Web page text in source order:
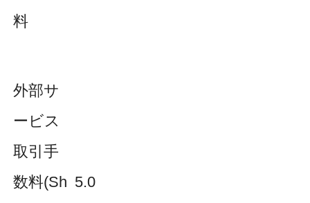
料
外部サ
ービス
取引手
数料(Sh 5.0